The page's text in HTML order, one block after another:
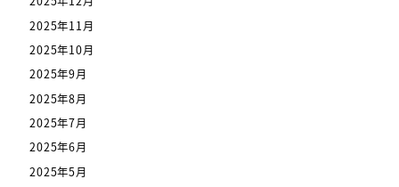
2025年11月
2025年10月
2025年9月
2025年8月
2025年7月
2025年6月
2025年5月